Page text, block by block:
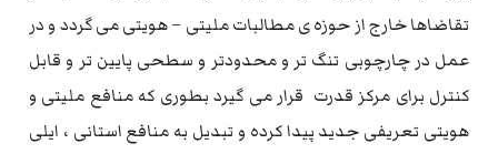
تقاضاها خارج از حوزه ی مطالبات ملیتی – هویتی می گردد و در
عمل در چارچوبی تنگ تر و محدودتر و سطحی پایین تر و قابل
کنترل برای مرکز قدرت قرار می گیرد بطوری که منافع ملیتی و
هویتی تعریفی جدید پیدا کرده و تبدیل به منافع استانی ، ایلی